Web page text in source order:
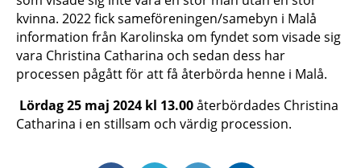
kvinna. 2022 fick sameföreningen/samebyn i Malå
information från Karolinska om fyndet som visade sig
vara Christina Catharina och sedan dess har
processen pågått för att få återbörda henne i Malå.
Lördag 25 maj 2024 kl 13.00återbördades Christina
Catharina i en stillsam och värdig procession.